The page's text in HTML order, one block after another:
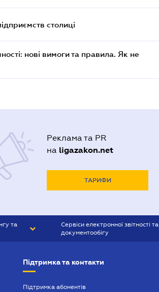
столиці
нові вимоги та правила. Як не
Реклама та PR
на ligazakon.net
ТАРИФИ
та
Сервіси електронної звітності та
документообігу
Підтримка та контакти
Підтримка абонентів